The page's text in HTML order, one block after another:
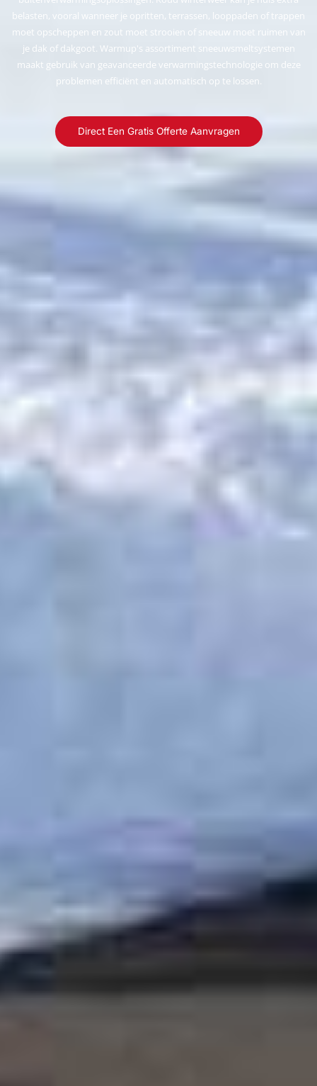
belasten, vooral wanneer je opritten, terrassen, looppaden of trappen
moet opscheppen en zout moet strooien of sneeuw moet ruimen van
je dak of dakgoot. Warmup's assortiment sneeuwsmeltsystemen
maakt gebruik van geavanceerde verwarmingstechnologie om deze
problemen efficiënt en automatisch op te lossen.
Direct Een Gratis Offerte Aanvragen